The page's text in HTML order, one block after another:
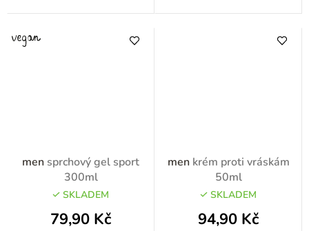
men sprchový gel sport
300ml
SKLADEM
79,90 Kč
men krém proti vráskám
50ml
SKLADEM
94,90 Kč